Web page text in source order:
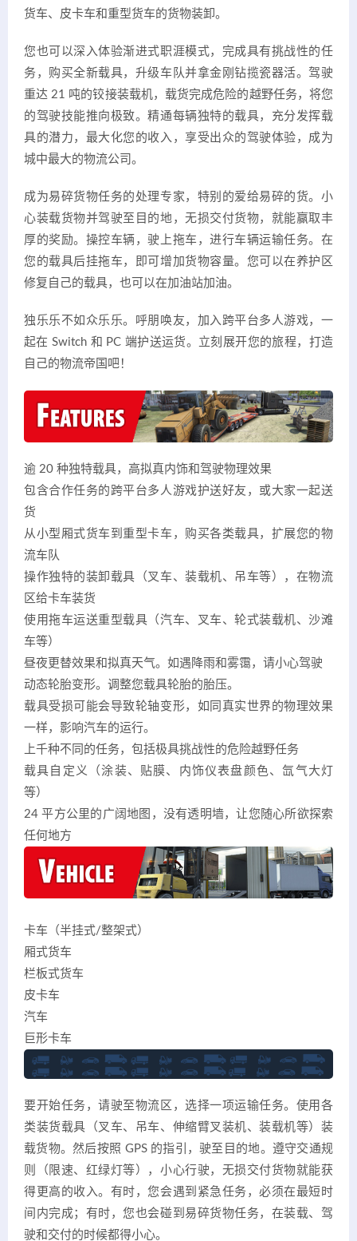
货车、皮卡车和重型货车的货物装卸。
您也可以深入体验渐进式职涯模式，完成具有挑战性的任
务，购买全新载具，升级车队并拿金刚钻揽瓷器活。驾驶
重达 21 吨的铰接装载机，载货完成危险的越野任务，将您
的驾驶技能推向极致。精通每辆独特的载具，充分发挥载
具的潜力，最大化您的收入，享受出众的驾驶体验，成为
城中最大的物流公司。
成为易碎货物任务的处理专家，特别的爱给易碎的货。小
心装载货物并驾驶至目的地，无损交付货物，就能赢取丰
厚的奖励。操控车辆，驶上拖车，进行车辆运输任务。在
您的载具后挂拖车，即可增加货物容量。您可以在养护区
修复自己的载具，也可以在加油站加油。
独乐乐不如众乐乐。呼朋唤友，加入跨平台多人游戏，一
起在 Switch 和 PC 端护送运货。立刻展开您的旅程，打造
自己的物流帝国吧！
逾 20 种独特载具，高拟真内饰和驾驶物理效果
包含合作任务的跨平台多人游戏护送好友，或大家一起送
货
从小型厢式货车到重型卡车，购买各类载具，扩展您的物
流车队
操作独特的装卸载具（叉车、装载机、吊车等），在物流
区给卡车装货
使用拖车运送重型载具（汽车、叉车、轮式装载机、沙滩
车等）
昼夜更替效果和拟真天气。如遇降雨和雾霭，请小心驾驶
动态轮胎变形。调整您载具轮胎的胎压。
载具受损可能会导致轮轴变形，如同真实世界的物理效果
一样，影响汽车的运行。
上千种不同的任务，包括极具挑战性的危险越野任务
载具自定义（涂装、贴膜、内饰仪表盘颜色、氙气大灯
等）
24 平方公里的广阔地图，没有透明墙，让您随心所欲探索
任何地方
卡车（半挂式/整架式）
厢式货车
栏板式货车
皮卡车
汽车
巨形卡车
要开始任务，请驶至物流区，选择一项运输任务。使用各
类装货载具（叉车、吊车、伸缩臂叉装机、装载机等）装
载货物。然后按照 GPS 的指引，驶至目的地。遵守交通规
则（限速、红绿灯等），小心行驶，无损交付货物就能获
得更高的收入。有时，您会遇到紧急任务，必须在最短时
间内完成；有时，您也会碰到易碎货物任务，在装载、驾
驶和交付的时候都得小心。